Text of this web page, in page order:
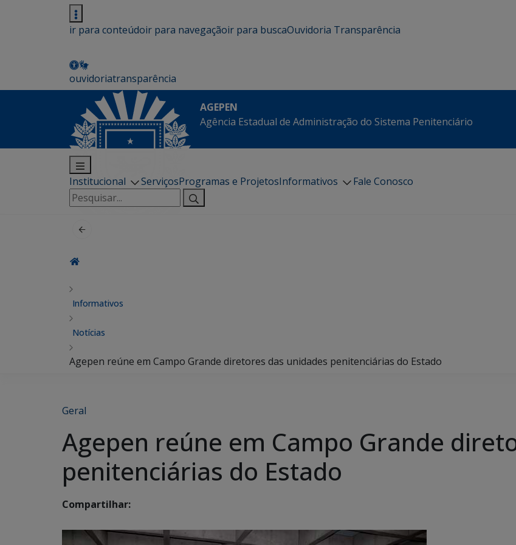
ir para conteúdoir para navegaçãoir para buscaOuvidoria Transparência
ouvidoriatransparência
AGEPEN
Agência Estadual de Administração do Sistema Penitenciário
Institucional ServiçosProgramas e ProjetosInformativos
Fale Conosco
Pesquisar
por:
Informativos
Notícias
Agepen reúne em Campo Grande diretores das unidades penitenciárias do Estado
Geral
Agepen reúne em Campo Grande
penitenciárias do Estado
Compartilhar: